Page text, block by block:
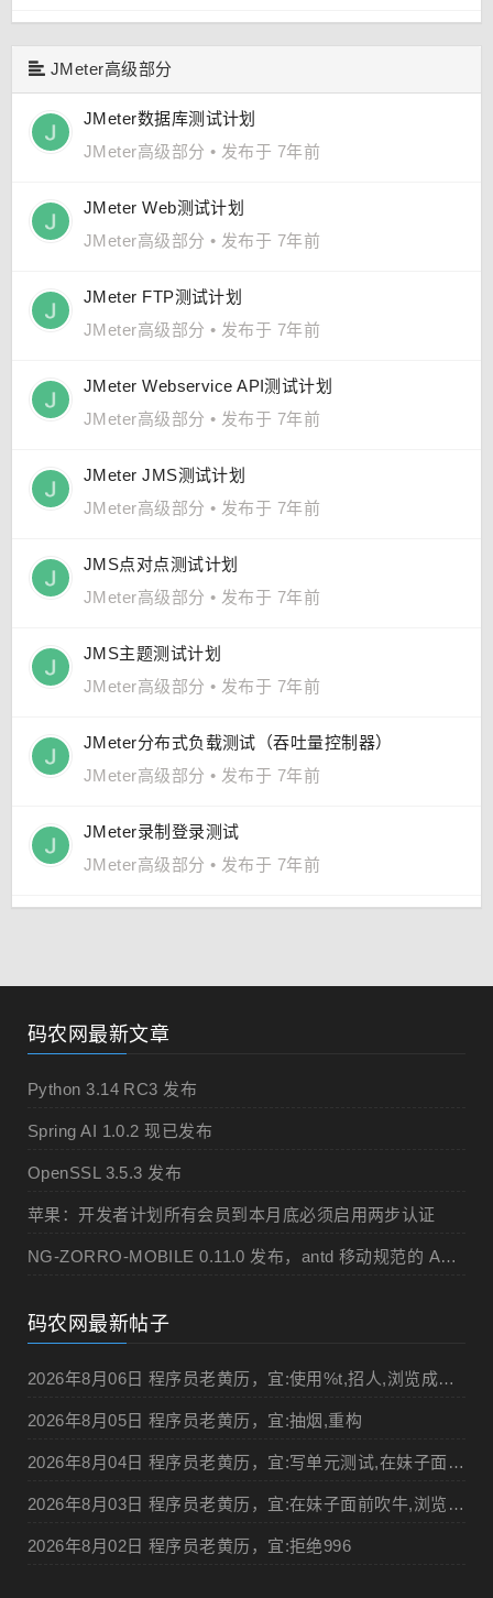
JMeter高级部分
JMeter数据库测试计划
JMeter高级部分 • 发布于 7年前
JMeter Web测试计划
JMeter高级部分 • 发布于 7年前
JMeter FTP测试计划
JMeter高级部分 • 发布于 7年前
JMeter Webservice API测试计划
JMeter高级部分 • 发布于 7年前
JMeter JMS测试计划
JMeter高级部分 • 发布于 7年前
JMS点对点测试计划
JMeter高级部分 • 发布于 7年前
JMS主题测试计划
JMeter高级部分 • 发布于 7年前
JMeter分布式负载测试（吞吐量控制器）
JMeter高级部分 • 发布于 7年前
JMeter录制登录测试
JMeter高级部分 • 发布于 7年前
码农网最新文章
Python 3.14 RC3 发布
Spring AI 1.0.2 现已发布
OpenSSL 3.5.3 发布
苹果：开发者计划所有会员到本月底必须启用两步认证
NG-ZORRO-MOBILE 0.11.0 发布，antd 移动规范的 Angular 实现
码农网最新帖子
2026年8月06日 程序员老黄历，宜:使用%t,招人,浏览成人网站,提交代码
2026年8月05日 程序员老黄历，宜:抽烟,重构
2026年8月04日 程序员老黄历，宜:写单元测试,在妹子面前吹牛
2026年8月03日 程序员老黄历，宜:在妹子面前吹牛,浏览成人网站
2026年8月02日 程序员老黄历，宜:拒绝996